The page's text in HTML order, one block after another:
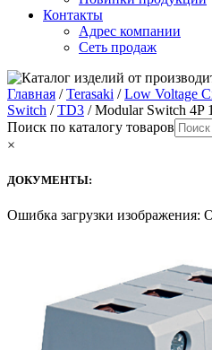
Контакты
Адрес компании
Сеть продаж
Главная /Terasaki /Low Voltage
Switch /TD3 / Modular Switch 4P
Поиск по каталогу товаров
×
ДОКУМЕНТЫ:
Ошибка загрузки изображения: